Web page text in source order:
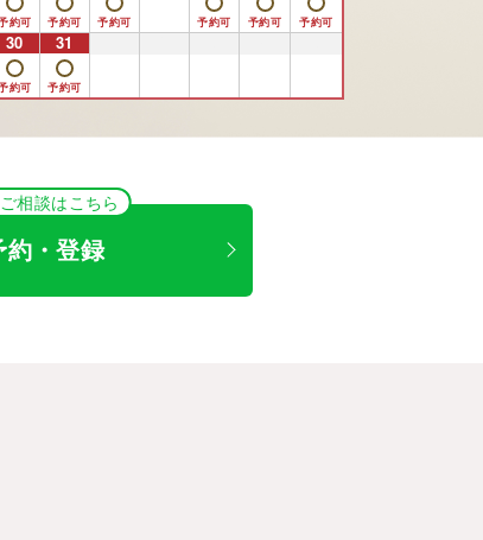
30 31
相談はこちら
・登録